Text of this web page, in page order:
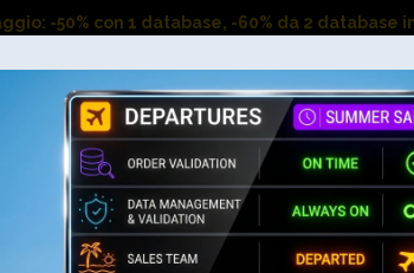
-50% con 1 database, -60% da 2 database
Ricerca Database Caratteristiche
linee aeree Stati